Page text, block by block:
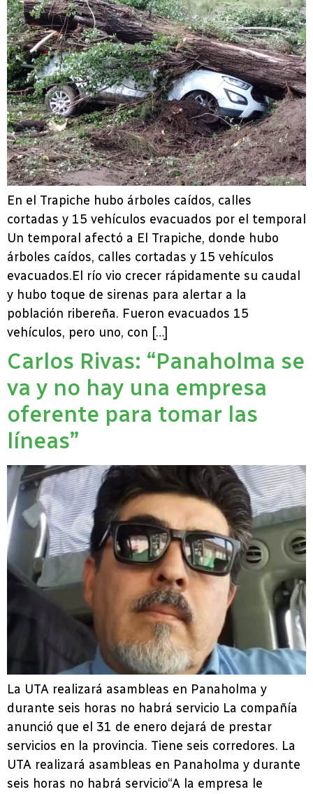
En el Trapiche hubo árboles caídos, calles
cortadas y 15 vehículos evacuados por el temporal
Un temporal afectó a El Trapiche, donde hubo
árboles caídos, calles cortadas y 15 vehículos
evacuados.El río vio crecer rápidamente su caudal
y hubo toque de sirenas para alertar a la
población ribereña. Fueron evacuados 15
vehículos, pero uno, con […]
Carlos Rivas: “Panaholma se
va y no hay una empresa
oferente para tomar las
líneas”
La UTA realizará asambleas en Panaholma y
durante seis horas no habrá servicio La compañía
anunció que el 31 de enero dejará de prestar
servicios en la provincia. Tiene seis corredores. La
UTA realizará asambleas en Panaholma y durante
seis horas no habrá servicio“A la empresa le